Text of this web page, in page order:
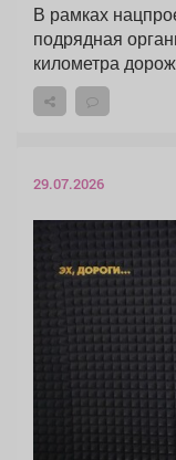
В рамках
подрядная
километра
29.07.2026